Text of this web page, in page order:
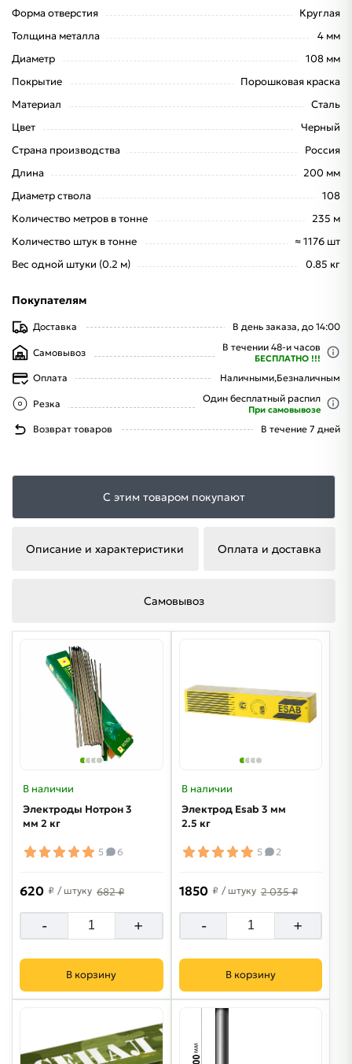
Форма отверстия
Круглая
Толщина металла
4 мм
Диаметр
108 мм
Покрытие
Порошковая краска
Материал
Сталь
Цвет
Черный
Страна производства
Россия
Длина
200 мм
Диаметр ствола
108
Количество метров в тонне
235 м
Количество штук в тонне
≈ 1176 шт
Вес одной штуки (0.2 м)
0.85 кг
Покупателям
Доставка В день заказа, до 14:00
Самовывоз В течении 48-и часов
БЕСПЛАТНО !!!
Оплата Наличными,Безналичным
Резка Один бесплатный распил
При самовывозе
Возврат товаров В течение 7 дней
С этим товаром покупают
Описание и характеристики Оплата и доставка
Самовывоз
В наличии
Электроды Нотрон 3
мм 2 кг
5 6
620 ₽ / штуку 682 ₽
- +
В корзину
В наличии
Электрод Esab 3 мм
2.5 кг
5 2
1850 ₽ / штуку 2 035 ₽
- +
В корзину